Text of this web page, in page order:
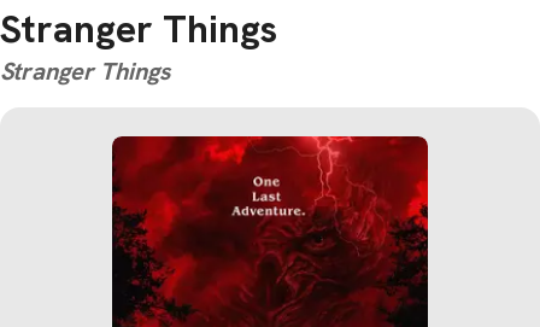
Stranger Things
Stranger Things